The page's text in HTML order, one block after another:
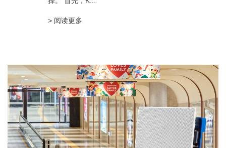
> 阅读更多